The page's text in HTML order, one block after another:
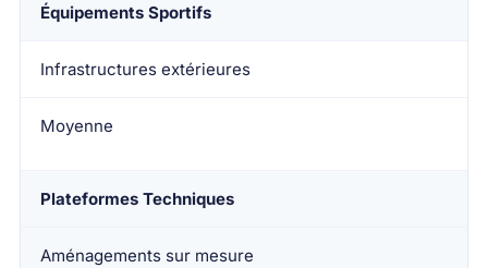
Équipements Sportifs
Infrastructures extérieures
Moyenne
Plateformes Techniques
Aménagements sur mesure